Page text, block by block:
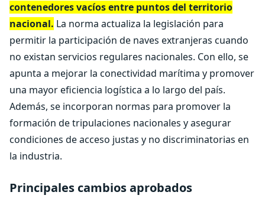
contenedores vacíos entre puntos del territorio
nacional. La norma actualiza la legislación para
permitir la participación de naves extranjeras cuando
no existan servicios regulares nacionales. Con ello, se
apunta a mejorar la conectividad marítima y promover
una mayor eficiencia logística a lo largo del país.
Además, se incorporan normas para promover la
formación de tripulaciones nacionales y asegurar
condiciones de acceso justas y no discriminatorias en
la industria.
Principales cambios aprobados